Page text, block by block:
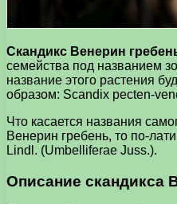
Скандикс Венерин
семейства под названием
название этого растения
образом: Scandix pecten-
Что касается названия
Венерин гребень, то по-
Lindl. (Umbelliferae Juss.).
Описание скандикса